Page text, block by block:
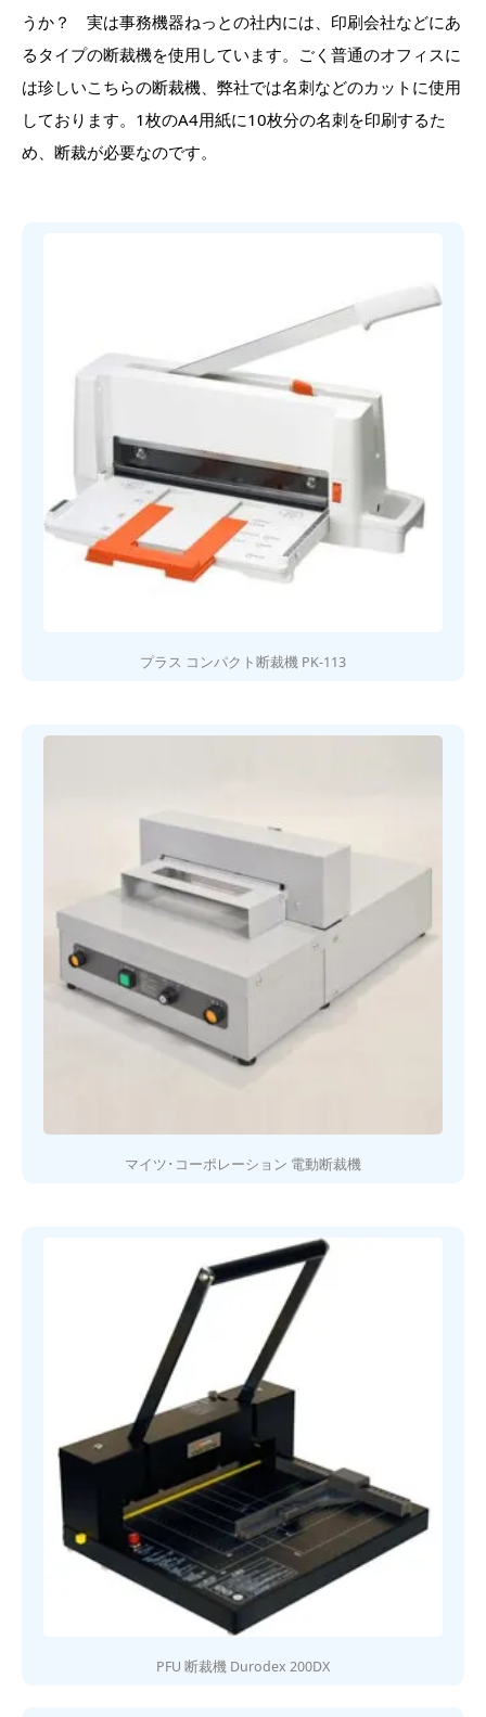
うか？ 実は事務機器ねっとの社内には、印刷会社などにあ
るタイプの断裁機を使用しています。ごく普通のオフィスに
は珍しいこちらの断裁機、弊社では名刺などのカットに使用
しております。1枚のA4用紙に10枚分の名刺を印刷するた
め、断裁が必要なのです。
プラス コンパクト断裁機 PK-113
マイツ･コーポレーション 電動断裁機
PFU 断裁機 Durodex 200DX